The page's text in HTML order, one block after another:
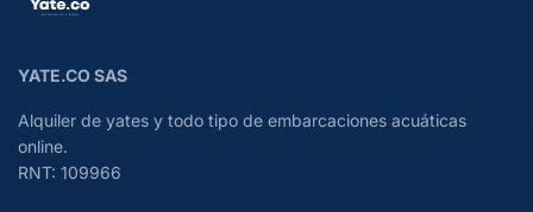
YATE.CO SAS
Alquiler de yates y todo tipo de embarcaciones acuáticas
online.
RNT: 109966